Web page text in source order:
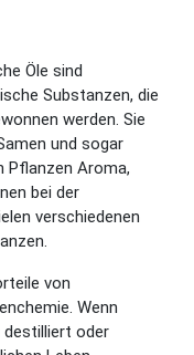
Öle sind
Substanzen, die
werden. Sie
und sogar
Pflanzen Aroma,
bei der
verschiedenen
von
Wenn
destilliert oder